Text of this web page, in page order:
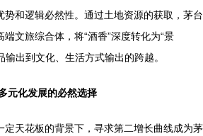
势和逻辑必然性。通过土地资源的获取，茅台
文旅综合体，将“酒香”深度转化为“景
输出到文化、生活方式输出的跨越。
元化发展的必然选择
定天花板的背景下，寻求第二增长曲线成为茅